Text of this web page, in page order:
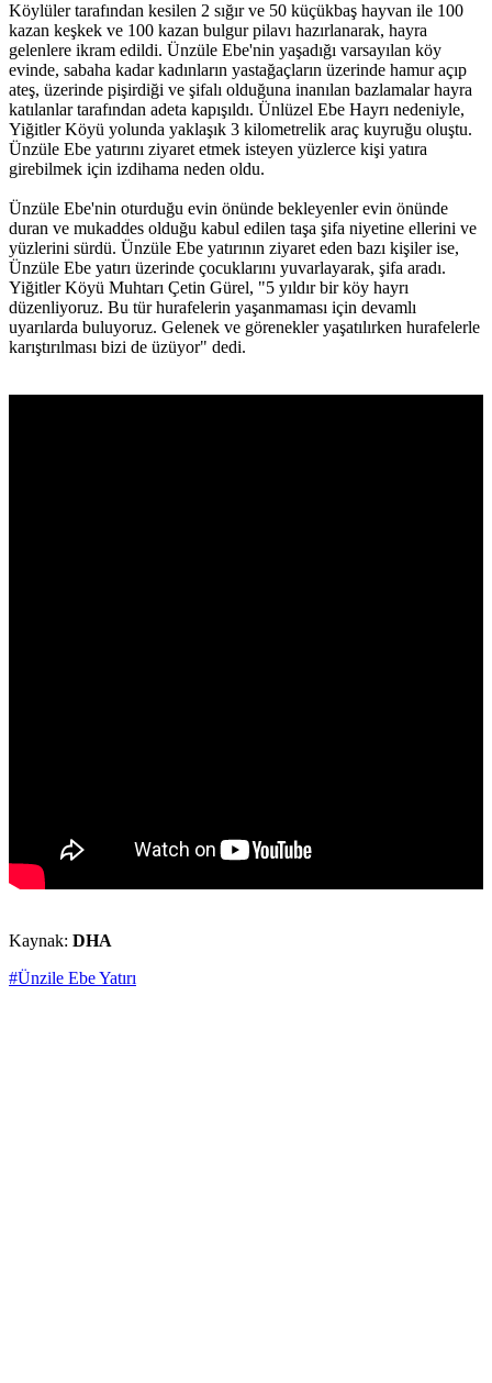
Köylüler tarafından kesilen 2 sığır ve 50 küçükbaş hayvan ile 100
kazan keşkek ve 100 kazan bulgur pilavı hazırlanarak, hayra
gelenlere ikram edildi. Ünzüle Ebe'nin yaşadığı varsayılan köy
evinde, sabaha kadar kadınların yastağaçların üzerinde hamur açıp
ateş, üzerinde pişirdiği ve şifalı olduğuna inanılan bazlamalar hayra
katılanlar tarafından adeta kapışıldı. Ünlüzel Ebe Hayrı nedeniyle,
Yiğitler Köyü yolunda yaklaşık 3 kilometrelik araç kuyruğu oluştu.
Ünzüle Ebe yatırını ziyaret etmek isteyen yüzlerce kişi yatıra
girebilmek için izdihama neden oldu.
Ünzüle Ebe'nin oturduğu evin önünde bekleyenler evin önünde
duran ve mukaddes olduğu kabul edilen taşa şifa niyetine ellerini ve
yüzlerini sürdü. Ünzüle Ebe yatırının ziyaret eden bazı kişiler ise,
Ünzüle Ebe yatırı üzerinde çocuklarını yuvarlayarak, şifa aradı.
Yiğitler Köyü Muhtarı Çetin Gürel, "5 yıldır bir köy hayrı
düzenliyoruz. Bu tür hurafelerin yaşanmaması için devamlı
uyarılarda buluyoruz. Gelenek ve görenekler yaşatılırken hurafelerle
karıştırılması bizi de üzüyor" dedi.
Kaynak: DHA
#Ünzile Ebe Yatırı